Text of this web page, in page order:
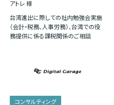
アトレ 様
台湾進出に際しての社内勉強会実施
（会計・税務、人事労務）、台湾での役
務提供に係る課税関係のご相談
コンサルティング